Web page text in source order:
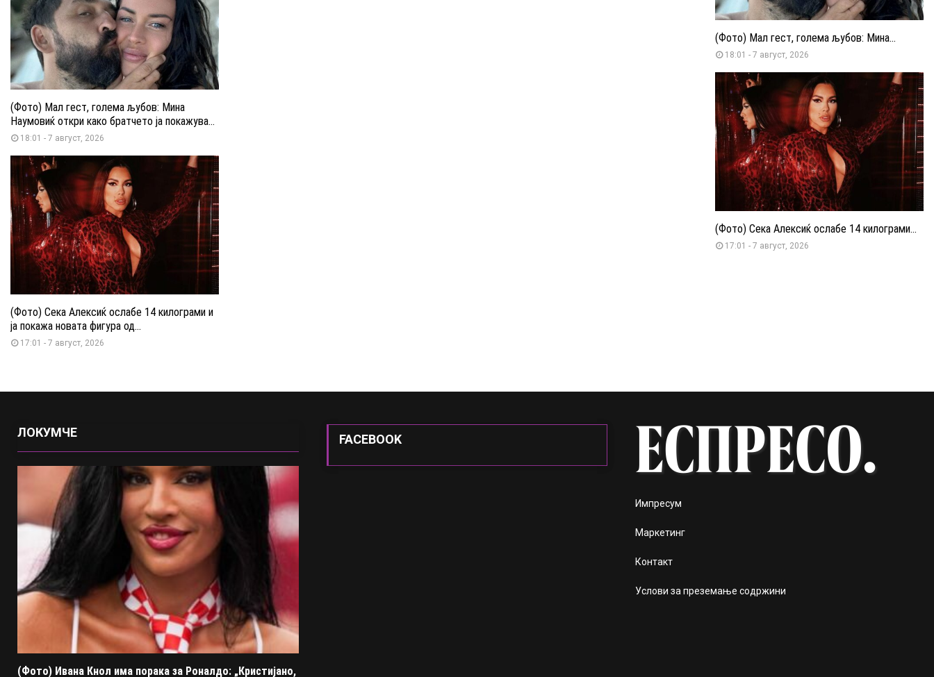
(Фото) Мал гест, голема љубов: Мина
Наумовиќ откри како братчето ја покажува...
18:01 - 7 август, 2026
(Фото) Сека Алексиќ ослабе 14 килограми и
ја покажа новата фигура од...
17:01 - 7 август, 2026
(Фото) Мал гест, голема љубов: Мина...
18:01 - 7 август, 2026
(Фото) Сека Алексиќ ослабе 14 килограми...
17:01 - 7 август, 2026
ЛОКУМЧЕ
(Фото) Ивана Кнол има порака за Роналдо: „Кристијано,
FACEBOOK
Импресум
Маркетинг
Контакт
Услови за преземање содржини